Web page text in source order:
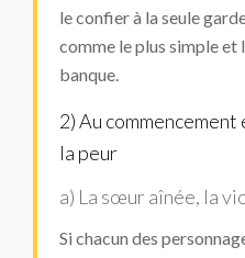
le confier à la seule
comme le plus simple et
banque.
2) Au
la peur
a) La sœur aînée, la
Si chacun des